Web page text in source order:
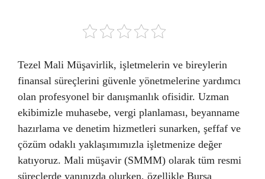
Tezel Mali Müşavirlik, işletmelerin ve bireylerin
finansal süreçlerini güvenle yönetmelerine yardımcı
olan profesyonel bir danışmanlık ofisidir. Uzman
ekibimizle muhasebe, vergi planlaması, beyanname
hazırlama ve denetim hizmetleri sunarken, şeffaf ve
çözüm odaklı yaklaşımımızla işletmenize değer
katıyoruz. Mali müşavir (SMMM) olarak tüm resmi
süreçlerde yanınızda olurken, özellikle Bursa